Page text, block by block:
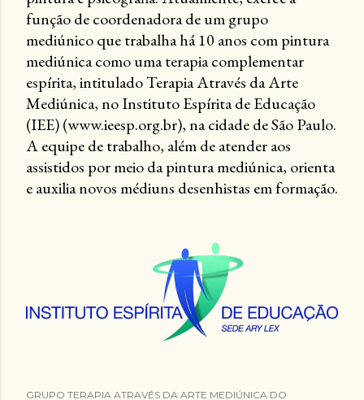
função de coordenadora de um grupo
mediúnico que trabalha há 10 anos com pintura
mediúnica como uma terapia complementar
espírita, intitulado Terapia Através da Arte
Mediúnica, no Instituto Espírita de Educação
(IEE) (www.ieesp.org.br), na cidade de São Paulo.
A equipe de trabalho, além de atender aos
assistidos por meio da pintura mediúnica, orienta
e auxilia novos médiuns desenhistas em formação.
GRUPO TERAPIA ATRAVÉS DA ARTE MEDIÚNICA DO